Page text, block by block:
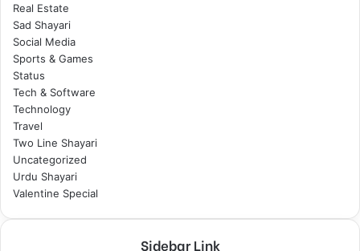
Real Estate
Sad Shayari
Social Media
Sports & Games
Status
Tech & Software
Technology
Travel
Two Line Shayari
Uncategorized
Urdu Shayari
Valentine Special
Sidebar Link